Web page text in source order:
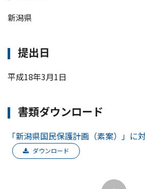
新潟県
提出日
平成18年3月1日
書類ダウンロード
「新潟県国民保護計画（素案）」に
ダウンロード